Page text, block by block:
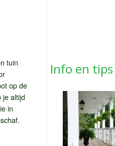
tuin
op de
je altijd
in
Info en tips